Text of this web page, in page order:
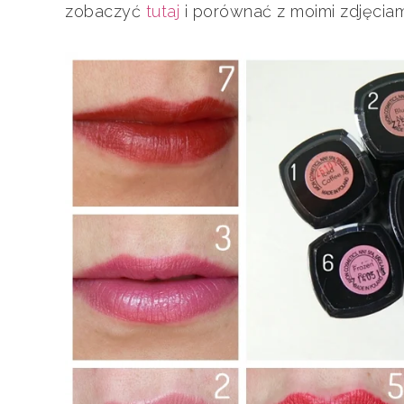
zobaczyć tutaj i porównać z moimi